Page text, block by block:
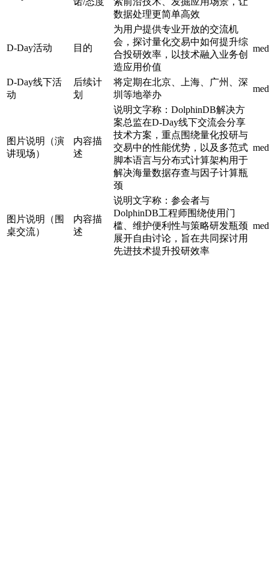
数据处理更简单高效
D-Day活动 目的
为用户提供专业开放的交流机
会，探讨量化交易中如何提升综
合投研效率，以技术融入业务创
造应用价值
D-Day线下活
动
后续计
划
将定期在北京、上海、广州、深
圳等地举办
图片说明（演
讲现场）
内容描
述
说明文字称：DolphinDB解决方
案总监在D-Day线下交流会分享
技术方案，重点围绕量化投研与
交易中的性能优势，以及多范式
脚本语言与分布式计算架构用于
解决海量数据存查与因子计算瓶
颈
图片说明（围
桌交流）
内容描
述
说明文字称：参会者与
DolphinDB工程师围绕使用门
槛、维护便利性与策略研发瓶颈
展开自由讨论，旨在共同探讨用
先进技术提升投研效率